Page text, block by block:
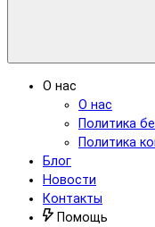
О нас
О нас
Политика
Политика
Блог
Новости
Контакты
Помощь